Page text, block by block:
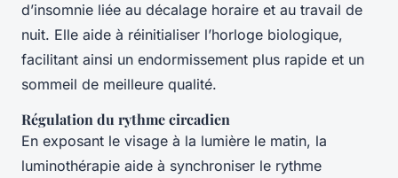
d’insomnie liée au décalage horaire et au travail de
nuit. Elle aide à réinitialiser l’horloge biologique,
facilitant ainsi un endormissement plus rapide et un
sommeil de meilleure qualité.
Régulation du rythme circadien
En exposant le visage à la lumière le matin, la
luminothérapie aide à synchroniser le rythme